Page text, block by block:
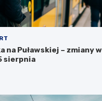
na Puławskiej – zmiany w
sierpnia